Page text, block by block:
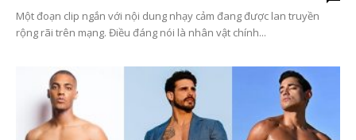
Một đoạn clip ngắn với nội dung nhạy cảm đang được lan truyền
rộng rãi trên mạng. Điều đáng nói là nhân vật chính...